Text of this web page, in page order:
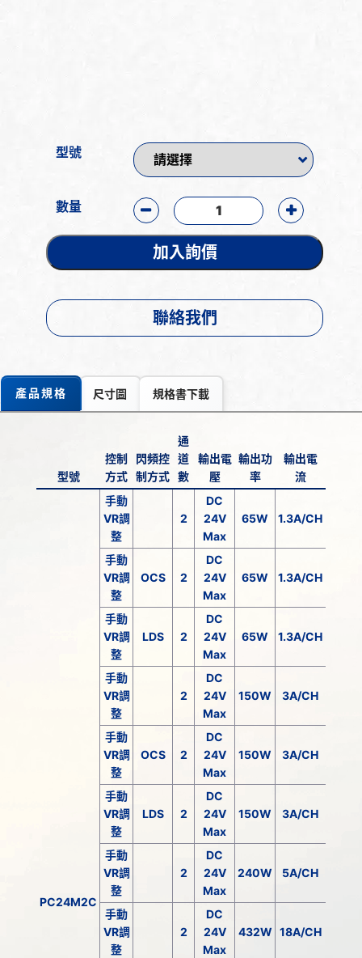
型號
數量
加入詢價
聯絡我們
產品規格 尺寸圖 規格書下載
型號
控制
方式
閃頻控
制方式
通
道
數
輸出電
壓
輸出功
率
輸出電
流
PC24M2C
手動
VR調
整
2
DC
24V
Max
65W 1.3A/CH
手動
VR調
整
OCS 2
DC
24V
Max
65W 1.3A/CH
手動
VR調
整
LDS 2
DC
24V
Max
65W 1.3A/CH
手動
VR調
整
2
DC
24V
Max
150W 3A/CH
手動
VR調
整
OCS 2
DC
24V
Max
150W 3A/CH
手動
VR調
整
LDS 2
DC
24V
Max
150W 3A/CH
手動
VR調
整
2
DC
24V
Max
240W 5A/CH
手動
VR調
整
2
DC
24V
Max
432W 18A/CH